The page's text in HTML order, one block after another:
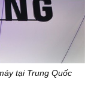
tại Trung Quốc